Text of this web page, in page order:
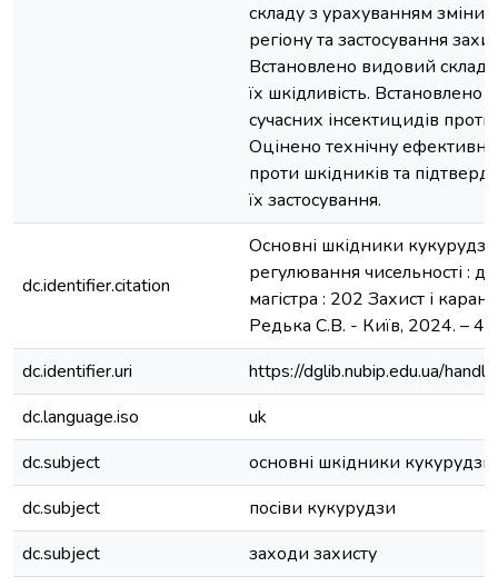
складу з урахуванням зміни
регіону та застосування
Встановлено видовий склад
їх шкідливість. Встановлено
сучасних інсектицидів
Оцінено технічну
проти шкідників та
їх застосування.
dc.identifier.citation
Основні шкідники кукурудзи
регулювання чисельності :
магістра : 202 Захист і
Редька С.В. - Київ, 2024. – 46
dc.identifier.uri
https://dglib.nubip.edu.ua/
dc.language.iso
uk
dc.subject
основні шкідники кукурудзи
dc.subject
посіви кукурудзи
dc.subject
заходи захисту